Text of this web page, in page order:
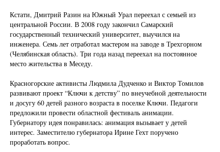
Кстати, Дмитрий Разин на Южный Урал переехал с семьей из
центральной России. В 2008 году закончил Самарский
государственный технический университет, выучился на
инженера. Семь лет отработал мастером на заводе в Трехгорном
(Челябинская область). Три года назад переехал на постоянное
место жительства в Меседу.
Красногорские активисты Людмила Дудченко и Виктор Томилов
развивают проект “Ключи к детству” по внеучебной деятельности
и досугу 60 детей разного возраста в поселке Ключи. Педагоги
предложили провести областной фестиваль анимации.
Губернатору идея понравилась: анимация вызывает у детей
интерес. Заместителю губернатора Ирине Гехт поручено
проработать вопрос.